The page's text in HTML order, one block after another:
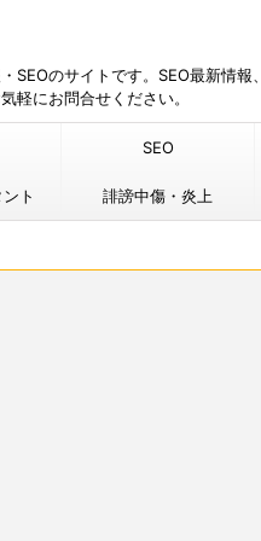
SEOのサイトです。SEO最新情
軽にお問合せください。
SEO
ト 誹謗中傷・炎上